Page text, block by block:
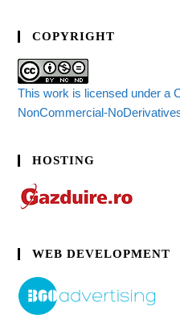
COPYRIGHT
This work is licensed under a
NonCommercial-
HOSTING
WEB DEVELOPMENT